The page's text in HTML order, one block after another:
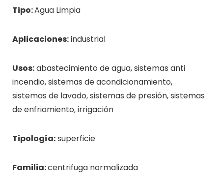
Tipo:Agua Limpia
Aplicaciones:industrial
Usos:abastecimiento de agua, sistemas anti
incendio, sistemas de acondicionamiento,
sistemas de lavado, sistemas de presión, sistemas
de enfriamiento, irrigación
Tipología:superficie
Familia:centrifuga normalizada